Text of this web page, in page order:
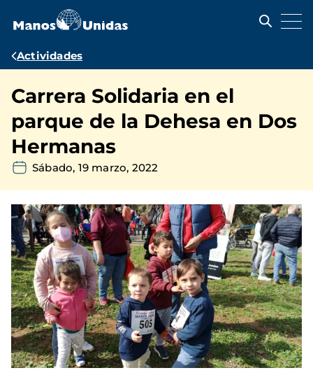
contenido
Ruta
navegación
Actividades
Carrera Solidaria en el
parque de la Dehesa en Dos
Hermanas
Sábado, 19 marzo, 2022